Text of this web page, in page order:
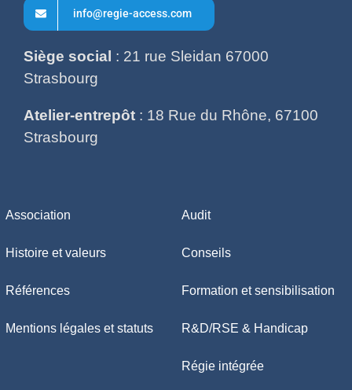
info@regie-access.com
Siège social : 21 rue Sleidan 67000
Strasbourg
Atelier-entrepôt : 18 Rue du Rhône, 67100
Strasbourg
Association
Histoire et valeurs
Références
Mentions légales et statuts
Audit
Conseils
Formation et sensibilisation
R&D/RSE & Handicap
Régie intégrée